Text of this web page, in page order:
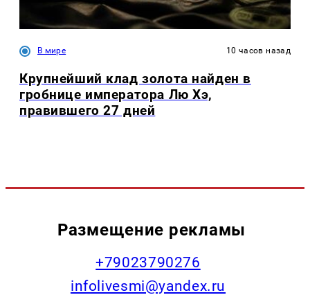
В мире 10 часов назад
Крупнейший клад золота найден в
гробнице императора Лю Хэ,
правившего 27 дней
Размещение рекламы
+79023790276
infolivesmi@yandex.ru